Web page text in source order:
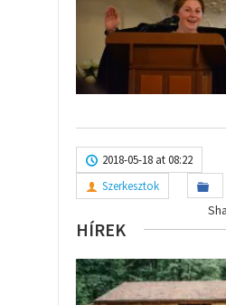
2018-05-18 at 08:22
Szerkesztok
HÍREK